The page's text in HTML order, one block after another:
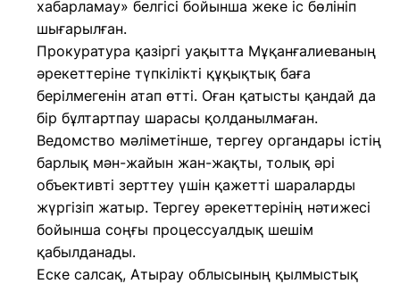
хабарламау» белгісі бойынша жеке іс бөлініп
шығарылған.
Прокуратура қазіргі уақытта Мұқанғалиеваның
әрекеттеріне түпкілікті құқықтық баға
берілмегенін атап өтті. Оған қатысты қандай да
бір бұлтартпау шарасы қолданылмаған.
Ведомство мәліметінше, тергеу органдары істің
барлық мән-жайын жан-жақты, толық әрі
объективті зерттеу үшін қажетті шараларды
жүргізіп жатыр. Тергеу әрекеттерінің нәтижесі
бойынша соңғы процессуалдық шешім
қабылданады.
Еске салсақ, Атырау облысының қылмыстық